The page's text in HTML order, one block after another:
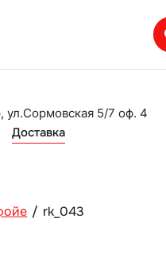
ул.Сормовская 5/7 оф. 4
Доставка
/ rk_043